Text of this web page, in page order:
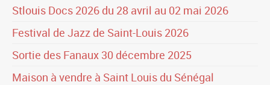
Stlouis Docs 2026 du 28 avril au 02 mai 2026
Festival de Jazz de Saint-Louis 2026
Sortie des Fanaux 30 décembre 2025
Maison à vendre à Saint Louis du Sénégal